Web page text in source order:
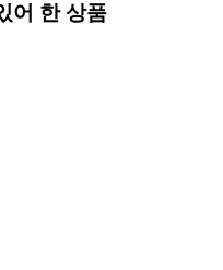
어 한 상품